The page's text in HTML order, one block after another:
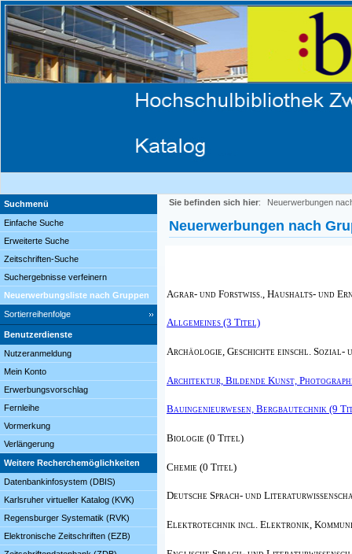
Suchmenü
Einfache Suche
Erweiterte Suche
Zeitschriften-Suche
Suchergebnisse verfeinern
Neuerwerbungsliste nach Gruppen
Sortierreihenfolge
Benutzerdienste
Nutzeranmeldung
Mein Konto
Erwerbungsvorschlag
Fernleihe
Vormerkung
Verlängerung
Weitere Recherchemöglichkeiten
Datenbankinfosystem (DBIS)
Karlsruher virtueller Katalog (KVK)
Regensburger Systematik (RVK)
Elektronische Zeitschriften (EZB)
Sie befinden sich hier: Neuerwerbungen
Neuerwerbungen nach
Agrar- und Forstwiss., Haushalts- und
Allgemeines (3 Titel)
Archäologie, Geschichte einschl.
Architektur, Bildende Kunst,
Bauingenieurwesen, Bergbautechnik (9
Biologie (0 Titel)
Chemie (0 Titel)
Deutsche Sprach- und
Elektrotechnik incl. Elektronik,